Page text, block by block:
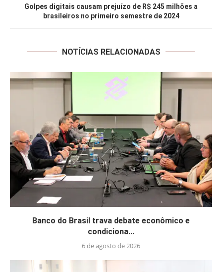
Golpes digitais causam prejuízo de R$ 245 milhões a
brasileiros no primeiro semestre de 2024
NOTÍCIAS RELACIONADAS
Banco do Brasil trava debate econômico e
condiciona...
6 de agosto de 2026